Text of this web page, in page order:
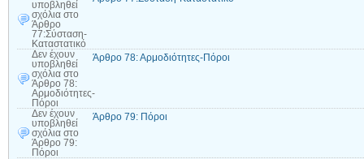
υποβληθεί
σχόλια στο
Άρθρο
77:Σύσταση-
Καταστατικό
Δεν έχουν
υποβληθεί
σχόλια στο
Άρθρο 78:
Αρμοδιότητες-
Πόροι
Άρθρο 78: Αρμοδιότητες-Πόροι
Δεν έχουν
υποβληθεί
σχόλια στο
Άρθρο 79:
Πόροι
Άρθρο 79: Πόροι